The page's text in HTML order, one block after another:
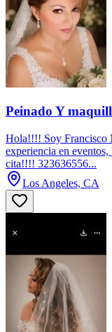
Peinado Y
Hola!!!! Soy Francisco
experiencia en
cita!!!! 323636556...
Los Angeles, CA